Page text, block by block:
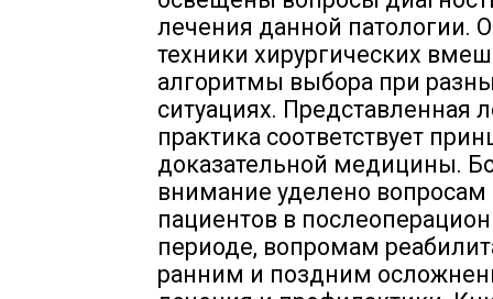
лечения данной патологии.
техники хирургических
алгоритмы выбора при
ситуациях. Представленная
практика соответствует
доказательной медицины.
внимание уделено
пациентов в
периоде, вопромам
ранним и поздним